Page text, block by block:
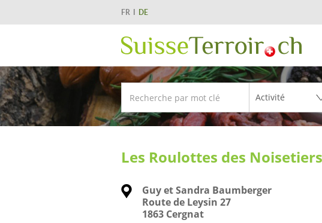
FR DE
Les Roulottes des Noisetiers
Guy et Sandra Baumberger
Route de Leysin 27
1863 Cergnat